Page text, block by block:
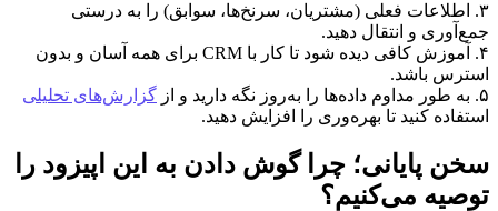
۳. اطلاعات فعلی (مشتریان، سرنخ‌ها، سوابق) را به درستی
جمع‌آوری و انتقال دهید.
۴. آموزش کافی دیده شود تا کار با CRM برای همه آسان و بدون
استرس باشد.
۵. به طور مداوم داده‌ها را به‌روز نگه دارید و از
گزارش‌های تحلیلی
استفاده کنید تا بهره‌وری را افزایش دهید.
سخن پایانی؛ چرا گوش دادن به این اپیزود را
توصیه می‌کنیم؟